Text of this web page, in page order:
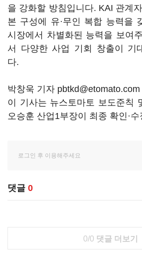
을 강화할 방침입니다. KAI 관계자
본 구성에 유·무인 복합 능력을
시장에서 차별화된 능력을 보여
서 다양한 사업 기회 창출이 기
다.
박창욱 기자 pbtkd@etomato.com
이 기사는 뉴스토마토 보도준칙
오승훈 산업1부장이 최종 확인·
댓글 0
0/0 댓글 더보기